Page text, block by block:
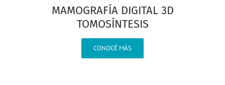
MAMOGRAFÍA DIGITAL 3D
TOMOSÍNTESIS
CONOCÉ MÁS